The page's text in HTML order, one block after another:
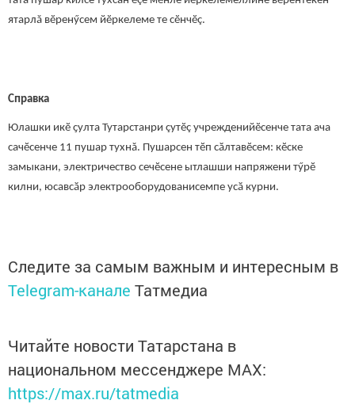
ятарлă вӗренӳсем йӗркелеме те сӗнчӗç.
Справка
Юлашки икӗ ҫулта Тутарстанри çутӗç учрежденийӗсенче тата ача
сачӗсенче 11 пушар тухнă. Пушарсен тӗп сӑлтавӗсем: кӗске
замыкани, электричество сечӗсене ытлашши напряжени тӳрӗ
килни, юсавсӑр электрооборудованисемпе усӑ курни.
Следите за самым важным и интересным в
Telegram-канале Татмедиа
Читайте новости Татарстана в
национальном мессенджере MАХ:
https://max.ru/tatmedia